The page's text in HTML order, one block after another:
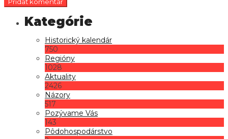
Historický kalendár
750
Regióny
1028
Aktuality
2426
Názory
517
Pozývame Vás
143
Pôdohospodárstvo